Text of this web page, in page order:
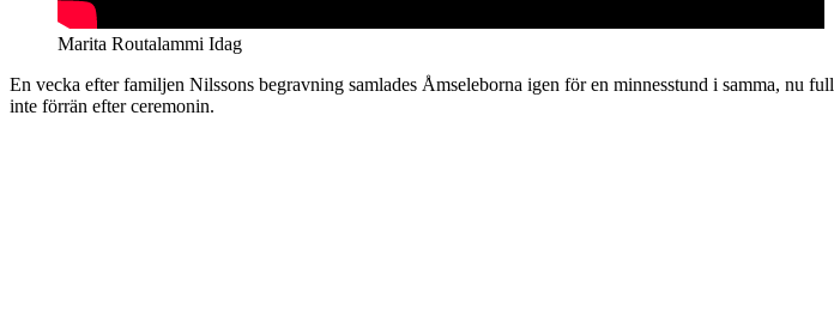
Marita Routalammi Idag
En vecka efter familjen Nilssons begravning samlades Åmseleborna igen för en minnesstund i samma, nu
inte förrän efter ceremonin.